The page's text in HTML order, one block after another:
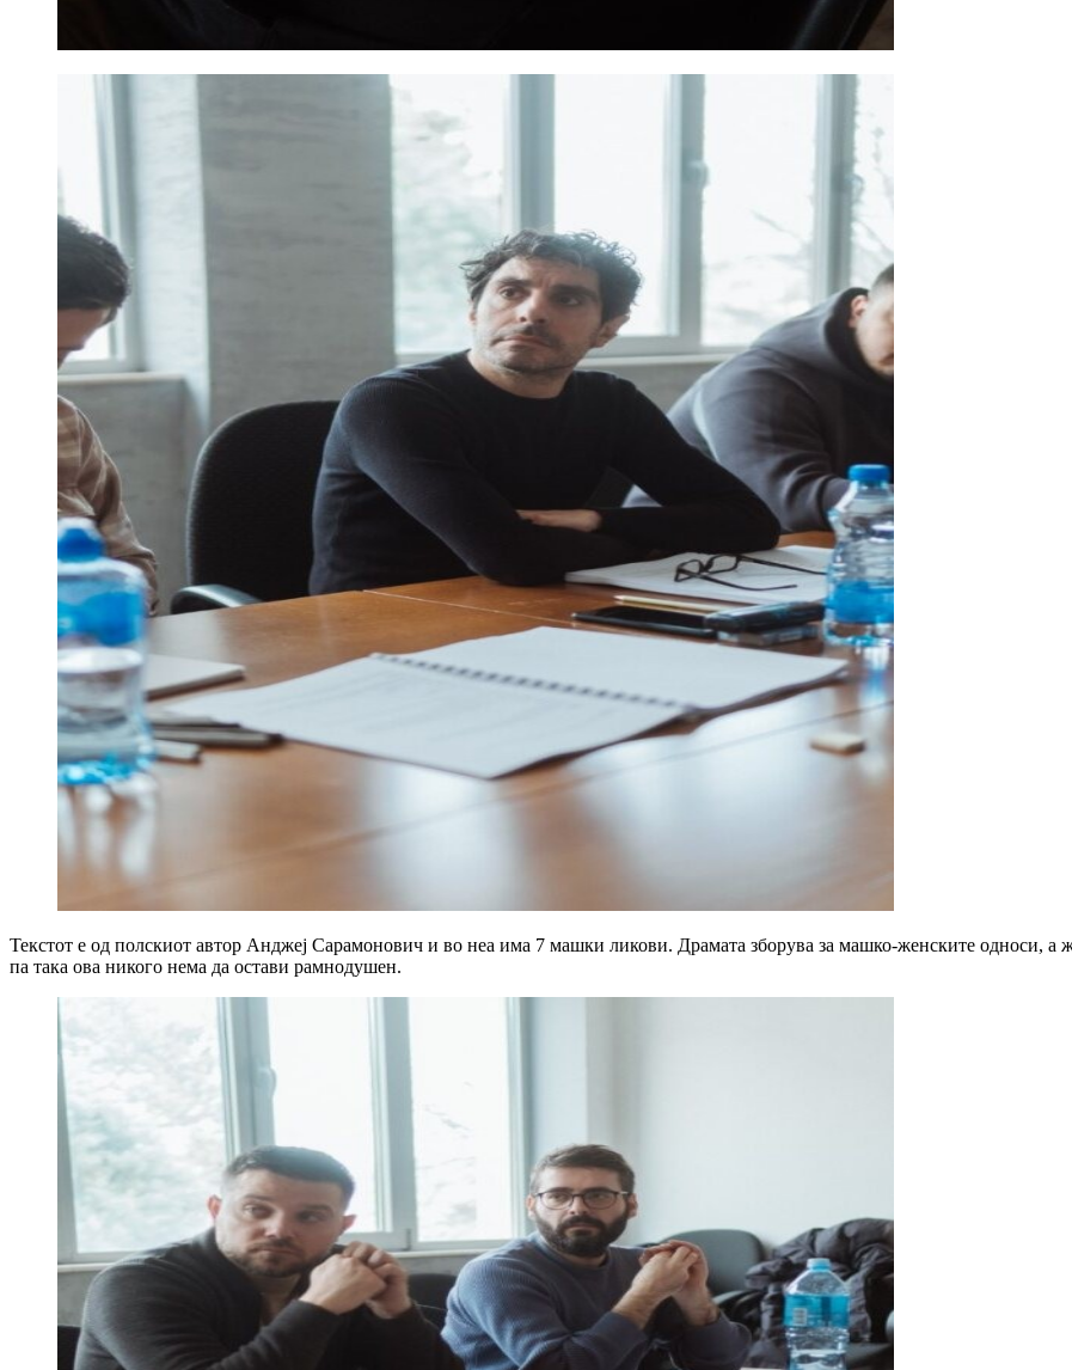
Текстот е од полскиот автор Анджеј Сарамонович и во неа има 7 машки ликови. Драмата зборува за машко-женските односи, а
па така ова никого нема да остави рамнодушен.